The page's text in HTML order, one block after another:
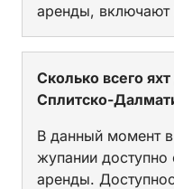
аренды, включают
Сколько всего
Сплитско-
В данный момент
жупании
аренды.